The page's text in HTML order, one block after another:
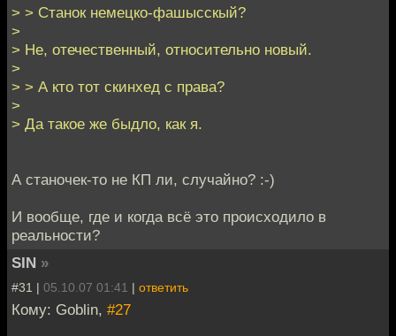
> > Станок немецко-фашысскый?
>
> Не, отечественный, относительно новый.
>
> > А кто тот скинхед с права?
>
> Да такое же быдло, как я.
А cтаночек-то не КП ли, случайно? :-)
И вообще, где и когда всё это происходило в
реальности?
SIN »
#31 | 05.10.07 01:41 | ответить
Кому: Goblin, #27